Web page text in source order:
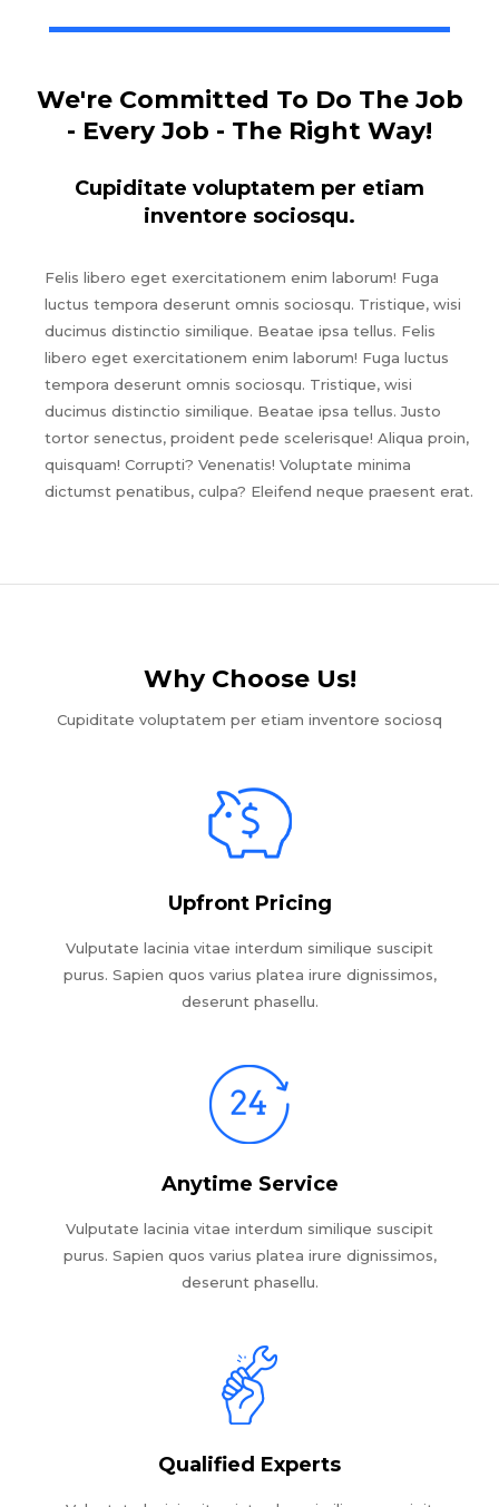
We're Committed To Do The Job
- Every Job - The Right Way!
Cupiditate voluptatem per etiam
inventore sociosqu.
Felis libero eget exercitationem enim laborum! Fuga
luctus tempora deserunt omnis sociosqu. Tristique, wisi
ducimus distinctio similique. Beatae ipsa tellus. Felis
libero eget exercitationem enim laborum! Fuga luctus
tempora deserunt omnis sociosqu. Tristique, wisi
ducimus distinctio similique. Beatae ipsa tellus. Justo
tortor senectus, proident pede scelerisque! Aliqua proin,
quisquam! Corrupti? Venenatis! Voluptate minima
dictumst penatibus, culpa? Eleifend neque praesent erat.
Why Choose Us!​
Cupiditate voluptatem per etiam inventore sociosq
Upfront Pricing
Vulputate lacinia vitae interdum similique suscipit
purus. Sapien quos varius platea irure dignissimos,
deserunt phasellu.
Anytime Service
Vulputate lacinia vitae interdum similique suscipit
purus. Sapien quos varius platea irure dignissimos,
deserunt phasellu.
Qualified Experts